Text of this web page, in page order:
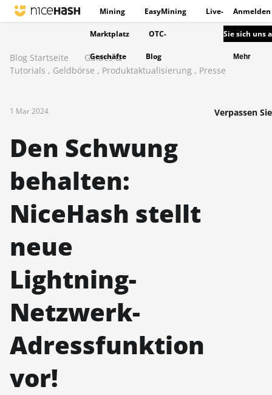
Mining EasyMining Live-
Marktplatz OTC-
Geschäfte Blog
Anmelden
Sie sich uns
Mehr
Blog Startseite
Guides &
Tutorials , Geldbörse , Produktaktualisierung , Presse
1 Mar 2024
Den Schwung
behalten:
NiceHash stellt
neue
Lightning-
Netzwerk-
Adressfunktion
vor!
Verpassen